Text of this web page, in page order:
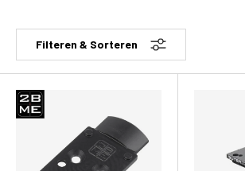
Filteren & Sorteren